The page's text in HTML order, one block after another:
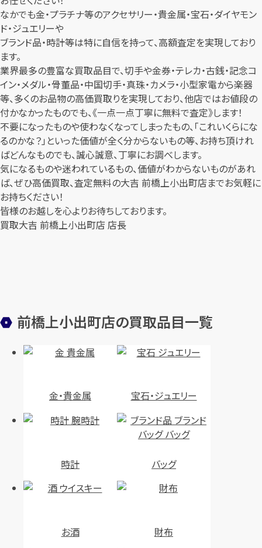
なかでも金・プラチナ等のアクセサリー・貴金属・宝石・ダイヤモン
ド・ジュエリーや
ブランド品・時計等は特に自信を持って、高額査定を実現しており
ます。
業界最多の豊富な買取品目で、切手や金券・テレカ・古銭・記念コ
イン・メダル・骨董品・中国切手・真珠・カメラ・小型家電から楽器
等、多くのお品物の高価買取りを実現しており、他店ではお値段の
付かなかったものでも、《一点一点丁寧に無料で査定》します！
不要になったものや使わなくなってしまったもの、「これいくらにな
るのかな？」といった価値が全く分からないもの等、お持ち頂けれ
ばどんなものでも、誠心誠意、丁寧にお調べします。
気になるものや迷われているもの、価値がわからないものがあれ
ば、ぜひ高価買取、査定無料の大吉 前橋上小出町店までお気軽に
お持ちください！
皆様のお越しを心よりお待ちしております。
買取大吉 前橋上小出町店 店長
前橋上小出町店の買取品目一覧
金・貴金属 宝石・ジュエリー
時計 バッグ
お酒 財布